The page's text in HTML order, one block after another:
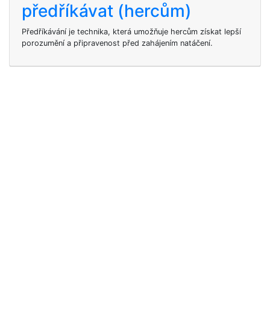
předříkávat (hercům)
Předříkávání je technika, která umožňuje hercům získat lepší
porozumění a připravenost před zahájením natáčení.